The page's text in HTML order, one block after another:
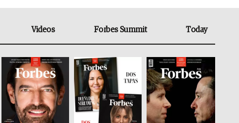
Videos Forbes Summit Today